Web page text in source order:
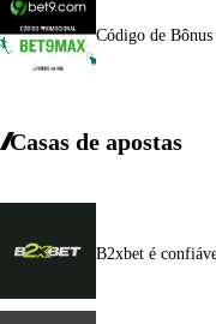
Código de
Casas de apostas
B2xbet é